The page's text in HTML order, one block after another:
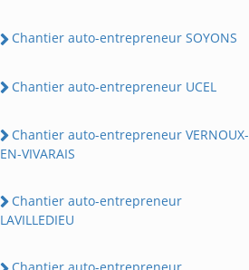
Chantier auto-entrepreneur SOYONS
Chantier auto-entrepreneur UCEL
Chantier auto-entrepreneur VERNOUX-
EN-VIVARAIS
Chantier auto-entrepreneur
LAVILLEDIEU